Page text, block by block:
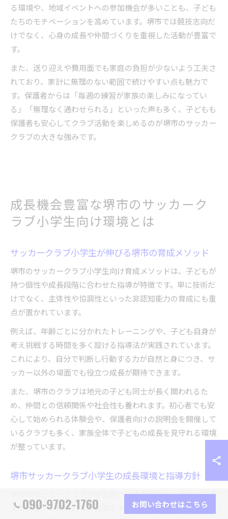
る環境や、地域イベントへの参加機会が多いことも、子ども
たちのモチベーションを高めています。堺市では競技志向だ
けでなく、心身の成長や仲間づくりを重視した活動が豊富で
す。
また、送り迎えや費用面でも家庭の負担が少ないよう工夫さ
れており、家計に無理のない範囲で続けやすい点も魅力で
す。保護者からは「毎週の練習が家族の楽しみになってい
る」「無理なく通わせられる」といった声も多く、子どもも
保護者も安心してクラブ活動を楽しめるのが堺市のサッカー
クラブの大きな強みです。
成長機会豊富な堺市のサッカーク
ラブ小学生向け環境とは
サッカークラブ小学生が伸びる堺市の育成メソッド
堺市のサッカークラブ小学生向け育成メソッドは、子どもが
持つ個性や成長段階に合わせた指導が特徴です。単に技術だ
けでなく、主体性や協調性といった非認知能力の育成にも重
点が置かれています。
例えば、年齢ごとに分かれたトレーニングや、子ども自身が
考え挑戦する時間を多く設ける指導法が実践されています。
これにより、自分で判断し行動する力が自然と身につき、サ
ッカー以外の場面でも役立つ成長が期待できます。
また、堺市のクラブは地元の子ども同士が長く関われるた
め、仲間との信頼関係や社会性も養われます。初心者でも安
心して始められる体験会や、保護者向けの説明会を開催して
いるクラブも多く、家族全体で子どもの成長を見守れる環境
が整っています。
堺市サッカークラブ小学生の成長環境と指導方針
堺市のサッカークラブ小学生向けの成長環境は、安心して通
える立地や、家庭的な雰囲気を大切にした指導体制がポイン
090-9702-1760 お問い合わせはこちら